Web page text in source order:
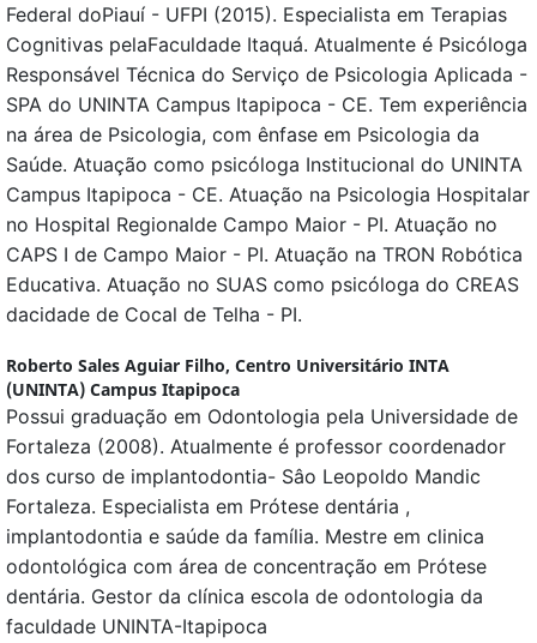
Federal doPiauí - UFPI (2015). Especialista em Terapias
Cognitivas pelaFaculdade Itaquá. Atualmente é Psicóloga
Responsável Técnica do Serviço de Psicologia Aplicada -
SPA do UNINTA Campus Itapipoca - CE. Tem experiência
na área de Psicologia, com ênfase em Psicologia da
Saúde. Atuação como psicóloga Institucional do UNINTA
Campus Itapipoca - CE. Atuação na Psicologia Hospitalar
no Hospital Regionalde Campo Maior - PI. Atuação no
CAPS I de Campo Maior - PI. Atuação na TRON Robótica
Educativa. Atuação no SUAS como psicóloga do CREAS
dacidade de Cocal de Telha - PI.
Roberto Sales Aguiar Filho, Centro Universitário INTA
(UNINTA) Campus Itapipoca
Possui graduação em Odontologia pela Universidade de
Fortaleza (2008). Atualmente é professor coordenador
dos curso de implantodontia- Sâo Leopoldo Mandic
Fortaleza. Especialista em Prótese dentária ,
implantodontia e saúde da família. Mestre em clinica
odontológica com área de concentração em Prótese
dentária. Gestor da clínica escola de odontologia da
faculdade UNINTA-Itapipoca